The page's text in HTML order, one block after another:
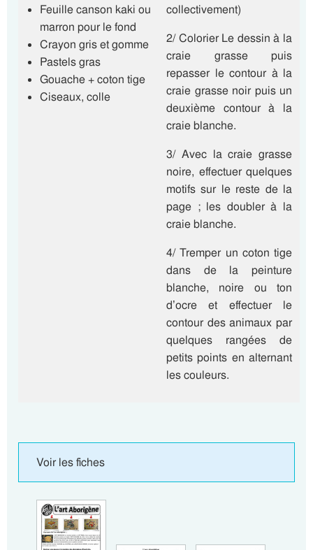
Feuille canson kaki ou
marron pour le fond
Crayon gris et gomme
Pastels gras
Gouache + coton tige
Ciseaux, colle
collectivement)
2/ Colorier Le dessin à la
craie grasse puis
repasser le contour à la
craie grasse noir puis un
deuxième contour à la
craie blanche.
3/ Avec la craie grasse
noire, effectuer quelques
motifs sur le reste de la
page ; les doubler à la
craie blanche.
4/ Tremper un coton tige
dans de la peinture
blanche, noire ou ton
d’ocre et effectuer le
contour des animaux par
quelques rangées de
petits points en alternant
les couleurs.
Voir les fiches